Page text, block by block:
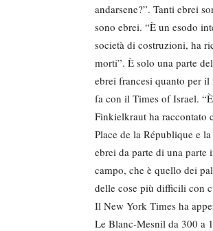
andarsene?”. Tanti ebrei
sono ebrei. “È un esodo
società di costruzioni, ha
morti”. È solo una parte
ebrei francesi quanto per
fa con il Times of Israel.
Finkielkraut ha raccontato
Place de la République e
ebrei da parte di una
campo, che è quello dei
delle cose più difficili con
Il New York Times ha
Le Blanc-Mesnil da 300 a